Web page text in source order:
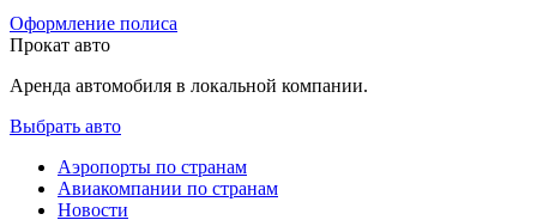
Оформление полиса
Прокат авто
Аренда автомобиля в локальной компании.
Выбрать авто
Аэропорты по странам
Авиакомпании по странам
Новости